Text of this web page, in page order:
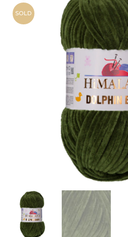
SOLD